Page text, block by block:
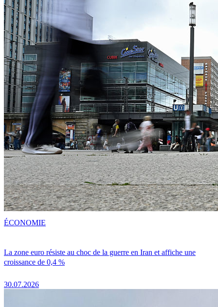
La zone euro résiste au choc de la guerre en Iran et affiche une
croissance de 0,4 %
30.07.2026
ÉCONOMIE